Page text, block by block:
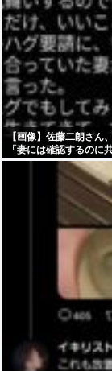
【画像】佐藤二朗さん
「妻には確認するのに